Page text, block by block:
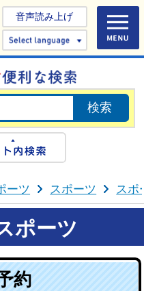
音声読み上げ
Select
検索
ーツ スポーツ スポ
ポーツ
約